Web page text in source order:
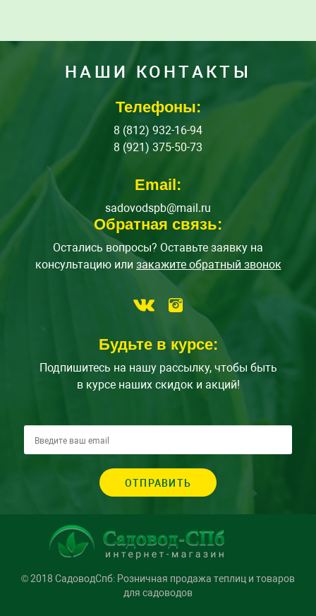
НАШИ КОНТАКТЫ
Телефоны:
8 (812) 932-16-94
8 (921) 375-50-73
Email:
sadovodspb@mail.ru
Обратная связь:
Остались вопросы? Оставьте заявку на
консультацию или закажите обратный звонок
Будьте в курсе:
Подпишитесь на нашу рассылку, чтобы быть
в курсе наших скидок и акций!
ОТПРАВИТЬ
© 2018 СадоводСпб: Розничная продажа теплиц и товаров
для садоводов